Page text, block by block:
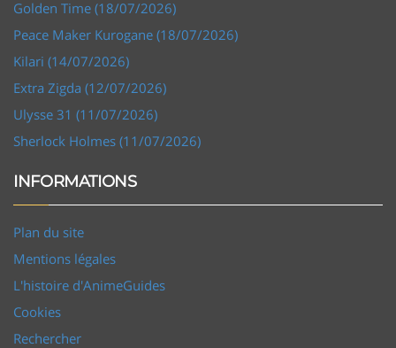
Golden Time (18/07/2026)
Peace Maker Kurogane (18/07/2026)
Kilari (14/07/2026)
Extra Zigda (12/07/2026)
Ulysse 31 (11/07/2026)
Sherlock Holmes (11/07/2026)
INFORMATIONS
Plan du site
Mentions légales
L'histoire d'AnimeGuides
Cookies
Rechercher